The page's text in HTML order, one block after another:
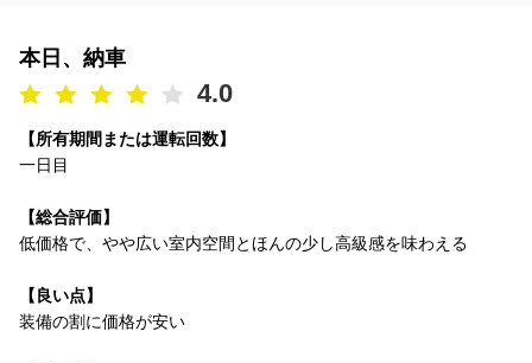
本日、納車
4.0
【所有期間または運転回数】
一日目
【総合評価】
低価格で、やや広い室内空間とほんの少し高級感を味わえる
【良い点】
装備の割に価格が安い